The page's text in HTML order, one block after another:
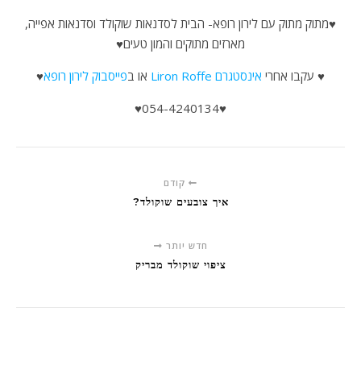
♥מתוק מתוק עם לירון רופא- הבית לסדנאות שוקולד וסדנאות אפייה,
מארזים מתוקים והמון טעים♥
♥ עקבו אחרי אינסטגרם Liron Roffe או בפייסבוק לירון רופא♥
♥054-4240134♥
קודם
איך צובעים שוקולד?
חדש יותר
ציפוי שוקולד מבריק